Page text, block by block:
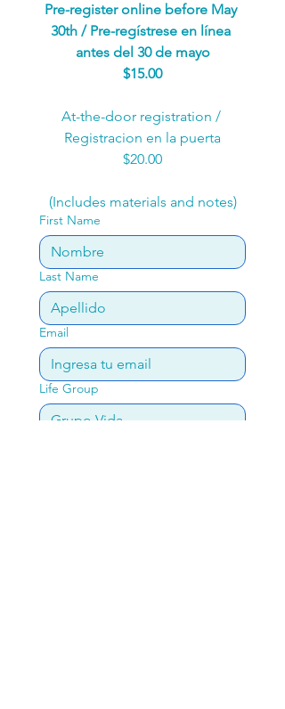
Pre-register online before May
30th / Pre-regístrese en línea
antes del 30 de mayo
$15.00
At-the-door registration /
Registracion en la puerta
$20.00
(Includes materials and notes)
First Name
Last Name
Email
Life Group